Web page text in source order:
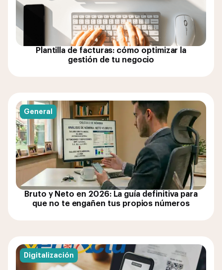
Plantilla de facturas: cómo optimizar la
gestión de tu negocio
General
Bruto y Neto en 2026: La guía definitiva para
que no te engañen tus propios números
Digitalización